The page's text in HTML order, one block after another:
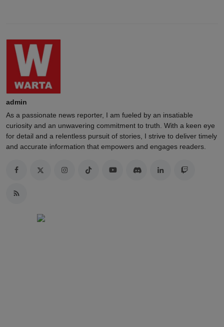
admin
As a passionate news reporter, I am fueled by an insatiable
curiosity and an unwavering commitment to truth. With a keen eye
for detail and a relentless pursuit of stories, I strive to deliver timely
and accurate information that empowers and engages readers.